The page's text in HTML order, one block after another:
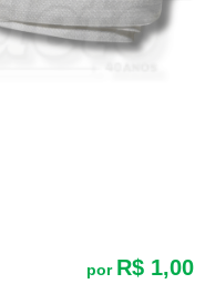
por R$ 1,00